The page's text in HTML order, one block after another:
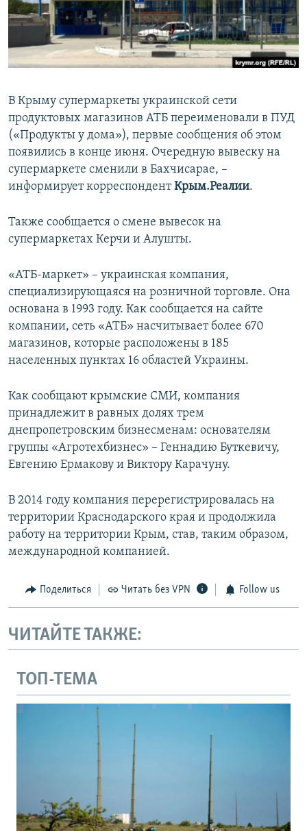
ПОБЕДИТЕЛЕЙ НЕ СУДЯТ?
КРЫМ.НЕПОКОРЕННЫЙ
ELIFBE
ПРИСОЕДИНЯЙТЕСЬ!
Все сайты RFE/RL
В Крыму супермаркеты украинской сети
продуктовых магазинов АТБ переименовали в ПУД
(«Продукты у дома»), первые сообщения об этом
появились в конце июня. Очередную вывеску на
супермаркете сменили в Бахчисарае, –
информирует корреспондентКрым.Реалии.
Также сообщается о смене вывесок на
супермаркетах Керчи и Алушты.
«АТБ-маркет» – украинская компания,
специализирующаяся на розничной торговле. Она
основана в 1993 году. Как сообщается на сайте
компании, сеть «АТБ» насчитывает более 670
магазинов, которые расположены в 185
населенных пунктах 16 областей Украины.
Как сообщают крымские СМИ, компания
принадлежит в равных долях трем
днепропетровским бизнесменам: основателям
группы «Агротехбизнес» – Геннадию Буткевичу,
Евгению Ермакову и Виктору Карачуну.
В 2014 году компания перерегистрировалась на
территории Краснодарского края и продолжила
работу на территории Крым, став, таким образом,
международной компанией.
Поделиться Читать без VPN Follow us
ЧИТАЙТЕ ТАКЖЕ:
ТОП-ТЕМА